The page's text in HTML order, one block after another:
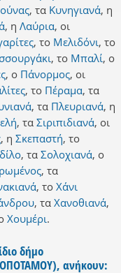
, τα Κυνηγιανά, η
, η Λαύρια, οι
, το Μελιδόνι, το
, το Μπαλί, ο
, ο Πάνορμος, οι
, το Πέραμα, τα
, τα Πλευριανά, η
, τα Σιριπιδιανά, οι
, η Σκεπαστή, το
, τα Σολοχιανά, ο
, τα
, το Χάνι
, τα Χανοθιανά,
Χουμέρι.
δήμο
ανήκουν: